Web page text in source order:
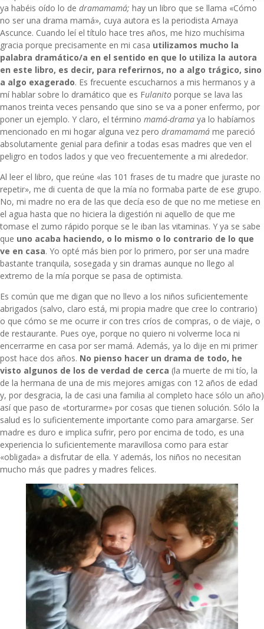
ya habéis oído lo de dramamamá; hay un libro que se llama «Cómo
no ser una drama mamá», cuya autora es la periodista Amaya
Ascunce. Cuando leí el título hace tres años, me hizo muchísima
gracia porque precisamente en mi casa utilizamos mucho la
palabra dramático/a en el sentido en que lo utiliza la autora
en este libro, es decir, para referirnos, no a algo trágico, sino
a algo exagerado. Es frecuente escucharnos a mis hermanos y a
mí hablar sobre lo dramático que es Fulanito porque se lava las
manos treinta veces pensando que sino se va a poner enfermo, por
poner un ejemplo. Y claro, el término mamá-drama ya lo habíamos
mencionado en mi hogar alguna vez pero dramamamá me pareció
absolutamente genial para definir a todas esas madres que ven el
peligro en todos lados y que veo frecuentemente a mi alrededor.
Al leer el libro, que reúne «las 101 frases de tu madre que juraste no
repetir», me di cuenta de que la mía no formaba parte de ese grupo.
No, mi madre no era de las que decía eso de que no me metiese en
el agua hasta que no hiciera la digestión ni aquello de que me
tomase el zumo rápido porque se le iban las vitaminas. Y ya se sabe
que uno acaba haciendo, o lo mismo o lo contrario de lo que
ve en casa. Yo opté más bien por lo primero, por ser una madre
bastante tranquila, sosegada y sin dramas aunque no llego al
extremo de la mía porque se pasa de optimista.
Es común que me digan que no llevo a los niños suficientemente
abrigados (salvo, claro está, mi propia madre que cree lo contrario)
o que cómo se me ocurre ir con tres críos de compras, o de viaje, o
de restaurante. Pues oye, porque no quiero ni volverme loca ni
encerrarme en casa por ser mamá. Además, ya lo dije en mi primer
post hace dos años. No pienso hacer un drama de todo, he
visto algunos de los de verdad de cerca (la muerte de mi tío, la
de la hermana de una de mis mejores amigas con 12 años de edad
y, por desgracia, la de casi una familia al completo hace sólo un año)
así que paso de «torturarme» por cosas que tienen solución. Sólo la
salud es lo suficientemente importante como para amargarse. Ser
madre es duro e implica sufrir, pero por encima de todo, es una
experiencia lo suficientemente maravillosa como para estar
«obligada» a disfrutar de ella. Y además, los niños no necesitan
mucho más que padres y madres felices.